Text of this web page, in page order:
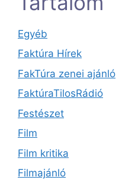
Egyéb
Faktúra Hírek
FakTúra zenei ajánló
FaktúraTilosRádió
Festészet
Film
Film kritika
Filmajánló